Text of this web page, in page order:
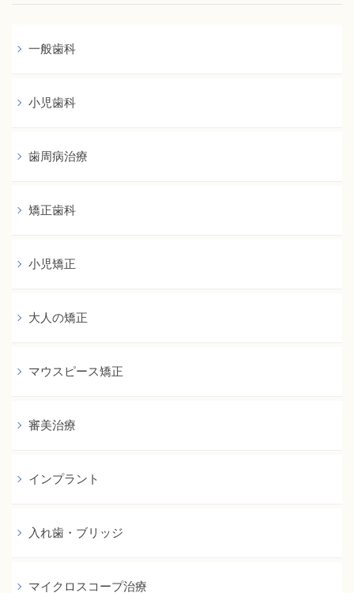
一般歯科
小児歯科
歯周病治療
矯正歯科
小児矯正
大人の矯正
マウスピース矯正
審美治療
インプラント
入れ歯・ブリッジ
マイクロスコープ治療